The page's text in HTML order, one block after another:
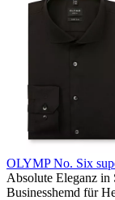
OLYMP No. Six
Absolute Eleganz
Businesshemd für